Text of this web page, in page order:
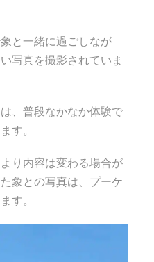
と一緒に過ごしなが
写真を撮影されていま
、普段なかなか体験で
す。
り内容は変わる場合が
象との写真は、プーケ
す。